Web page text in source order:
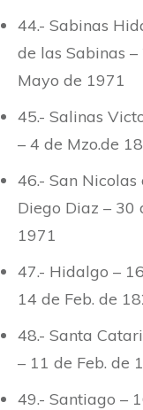
44.- Sabinas
de las Sabinas
Mayo de 1971
45.- Salinas
– 4 de Mzo.de
46.- San
Diego Diaz – 30
1971
47.- Hidalgo –
14 de Feb. de
48.- Santa
– 11 de Feb. de
49.- Santiago –